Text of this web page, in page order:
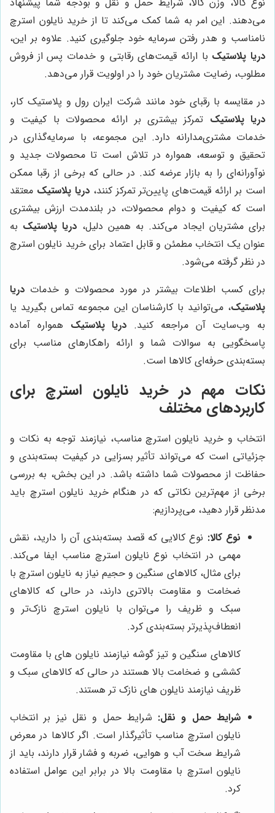
می‌دهند. این امر به شما کمک می‌کند تا از خرید نایلون استرچ
نامناسب و هدر رفتن سرمایه خود جلوگیری کنید. علاوه بر این،
دریا پلاستیک با ارائه قیمت‌های رقابتی و خدمات پس از فروش
مطلوب، رضایت مشتریان خود را در اولویت قرار می‌دهد.
در مقایسه با رقبای خود مانند شرکت ایران رول و پلاستیک کار،
دریا پلاستیک تمرکز بیشتری بر ارائه محصولات با کیفیت و
خدمات مشتری‌مدارانه دارد. این مجموعه، با سرمایه‌گذاری در
تحقیق و توسعه، همواره در تلاش است تا محصولات جدید و
نوآورانه‌ای را به بازار عرضه کند. در حالی که برخی از رقبا ممکن
است بر ارائه قیمت‌های پایین‌تر تمرکز کنند،دریا پلاستیک معتقد
است که کیفیت و دوام محصولات، در بلندمدت ارزش بیشتری
برای مشتریان ایجاد می‌کند. به همین دلیل، دریا پلاستیک به
عنوان یک انتخاب مطمئن و قابل اعتماد برای خرید نایلون استرچ
در نظر گرفته می‌شود.
برای کسب اطلاعات بیشتر در مورد محصولات و خدمات دریا
پلاستیک، می‌توانید با کارشناسان این مجموعه تماس بگیرید یا
به وب‌سایت آن مراجعه کنید. دریا پلاستیک همواره آماده
پاسخگویی به سوالات شما و ارائه راهکارهای مناسب برای
بسته‌بندی حرفه‌ای کالاها است.
نکات مهم در خرید نایلون استرچ برای
کاربردهای مختلف
انتخاب و خرید نایلون استرچ مناسب، نیازمند توجه به نکات و
جزئیاتی است که می‌تواند تأثیر بسزایی در کیفیت بسته‌بندی و
حفاظت از محصولات شما داشته باشد. در این بخش، به بررسی
برخی از مهم‌ترین نکاتی که در هنگام خرید نایلون استرچ باید
مدنظر قرار دهید، می‌پردازیم:
نوع کالا: نوع کالایی که قصد بسته‌بندی آن را دارید، نقش
مهمی در انتخاب نوع نایلون استرچ مناسب ایفا می‌کند.
برای مثال، کالاهای سنگین و حجیم نیاز به نایلون استرچ با
ضخامت و مقاومت بالاتری دارند، در حالی که کالاهای
سبک و ظریف را می‌توان با نایلون استرچ نازک‌تر و
انعطاف‌پذیرتر بسته‌بندی کرد.
کالاهای سنگین و تیز گوشه نیازمند نایلون های با مقاومت
کششی و ضخامت بالا هستند در حالی که کالاهای سبک و
ظریف نیازمند نایلون های نازک تر هستند.
شرایط حمل و نقل: شرایط حمل و نقل نیز بر انتخاب
نایلون استرچ مناسب تأثیرگذار است. اگر کالاها در معرض
شرایط سخت آب و هوایی، ضربه و فشار قرار دارند، باید از
نایلون استرچ با مقاومت بالا در برابر این عوامل استفاده
کرد.